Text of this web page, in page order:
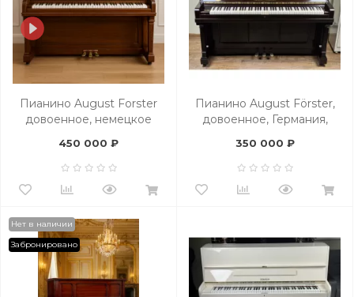
Пианино August Forster
довоенное, немецкое
450 000 ₽
Пианино August Förster,
довоенное, Германия,
качество
350 000 ₽
Нет в наличии
Забронировано